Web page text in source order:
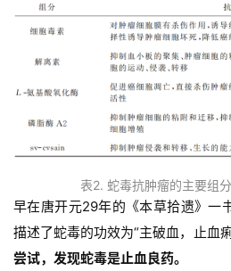
表2. 蛇毒抗肿瘤的主要组
早在唐开元29年的《本草拾遗》一
描述了蛇毒的功效为“主破血，止血痢
尝试，发现蛇毒是止血良药。